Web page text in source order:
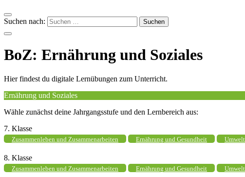
Suchen nach:
BoZ: Ernährung und Soziales
Hier findest du digitale Lernübungen zum Unterricht.
Ernährung und Soziales
Wähle zunächst deine Jahrgangsstufe und den Lernbereich aus:
7. Klasse
Zusammenleben und Zusammenarbeiten Ernährung und Gesundheit
8. Klasse
Zusammenleben und Zusammenarbeiten Ernährung und Gesundheit